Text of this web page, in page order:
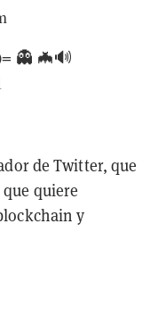
👻 🦇🔊
de Twitter, que
quiere
y